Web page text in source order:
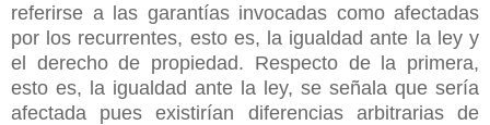
referirse a las garantías invocadas como afectadas
por los recurrentes, esto es, la igualdad ante la ley y
el derecho de propiedad. Respecto de la primera,
esto es, la igualdad ante la ley, se señala que sería
afectada pues existirían diferencias arbitrarias de